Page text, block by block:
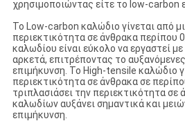
χρησιμοποιώντας είτε το low-carbon
Το Low-carbon καλώδιο γίνεται από
περιεκτικότητα σε άνθρακα περίπου
καλωδίου είναι εύκολο να εργαστεί
αρκετά, επιτρέποντας το
επιμήκυνση. Το High-tensile καλώδιο
περιεκτικότητα σε άνθρακα σε
τριπλασιάσει την περιεκτικότητα σε
καλωδίων αυξάνει σημαντικά και
επιμήκυνση.